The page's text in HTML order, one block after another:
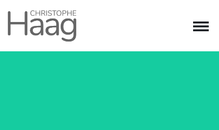
Navigation principale